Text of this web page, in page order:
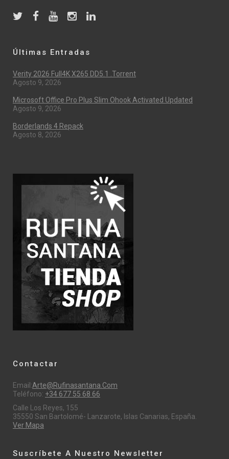
Últimas Entradas
Verity 2026 Full4K X265 DD5.1 .torrent
Agosto 9, 2026
Microsoft Office Pro Plus Slim Ohook Activated Updated
Agosto 9, 2026
Borderlands 4 Repack
Agosto 8, 2026
Contactar
Email:Arte@rufinasantana.com
Teléfono: +34 677 55 68 66
Calle Los Reyes, 155
35550 San Bartolomé- Lanzarote, Islas Canarias, España.
Ver Mapa
Suscríbete A Nuestro Newsletter